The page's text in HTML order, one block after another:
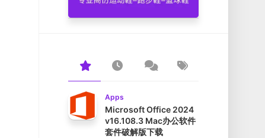
Apps
Microsoft Office 2024
v16.108.3 Mac办公软件
套件破解版下载